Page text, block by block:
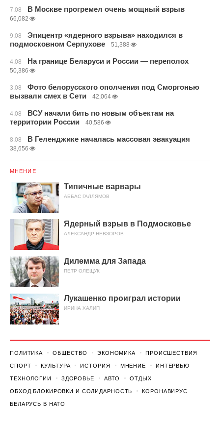
7.08 В Москве прогремел очень мощный взрыв
66,082
9.08
Эпицентр «ядерного взрыва» находился в
подмосковном Серпухове
51,388
4.08 На границе Беларуси и России — переполох
50,386
3.08
Фото белорусского ополчения под Сморгонью
вызвали смех в Сети
42,064
4.08
ВСУ начали бить по новым объектам на
территории России
40,586
8.08 В Геленджике началась массовая эвакуация
38,656
МНЕНИЕ
Типичные варвары
АББАС ГАЛЛЯМОВ
Ядерный взрыв в Подмосковье
АЛЕКСАНДР НЕВЗОРОВ
Дилемма для Запада
ПЕТР ОЛЕЩУК
Лукашенко проиграл истории
ИРИНА ХАЛИП
ПОЛИТИКА ОБЩЕСТВО ЭКОНОМИКА ПРОИСШЕСТВИЯ
СПОРТ КУЛЬТУРА ИСТОРИЯ МНЕНИЕ ИНТЕРВЬЮ
ТЕХНОЛОГИИ ЗДОРОВЬЕ АВТО ОТДЫХ
ОБХОД БЛОКИРОВКИ И СОЛИДАРНОСТЬ КОРОНАВИРУС
БЕЛАРУСЬ В НАТО